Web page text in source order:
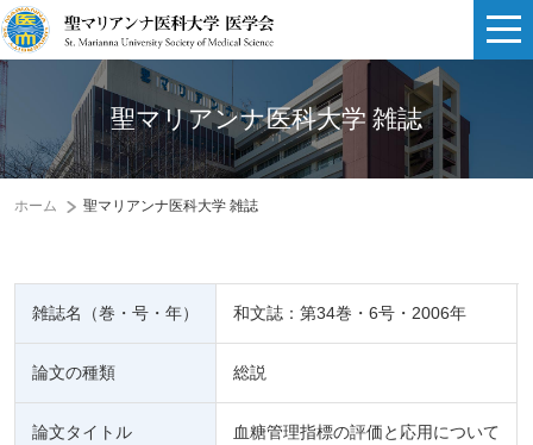
聖マリアンナ医科大学 雑誌
ホーム 聖マリアンナ医科大学 雑誌
雑誌名（巻・号・年） 和文誌：第34巻・6号・2006年
論文の種類 総説
論文タイトル 血糖管理指標の評価と応用について